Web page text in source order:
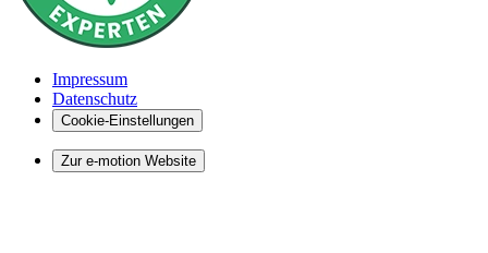
Impressum
Datenschutz
Cookie-Einstellungen
Zur e-motion Website